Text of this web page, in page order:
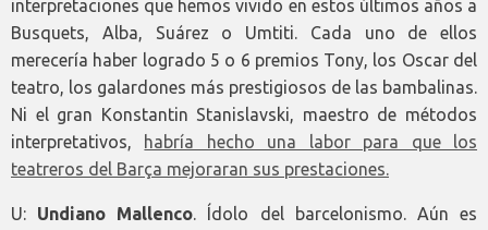
interpretaciones que hemos vivido en estos últimos años a
Busquets, Alba, Suárez o Umtiti. Cada uno de ellos
merecería haber logrado 5 o 6 premios Tony, los Oscar del
teatro, los galardones más prestigiosos de las bambalinas.
Ni el gran Konstantin Stanislavski, maestro de métodos
interpretativos, habría hecho una labor para que los
teatreros del Barça mejoraran sus prestaciones.
U: Undiano Mallenco. Ídolo del barcelonismo. Aún es